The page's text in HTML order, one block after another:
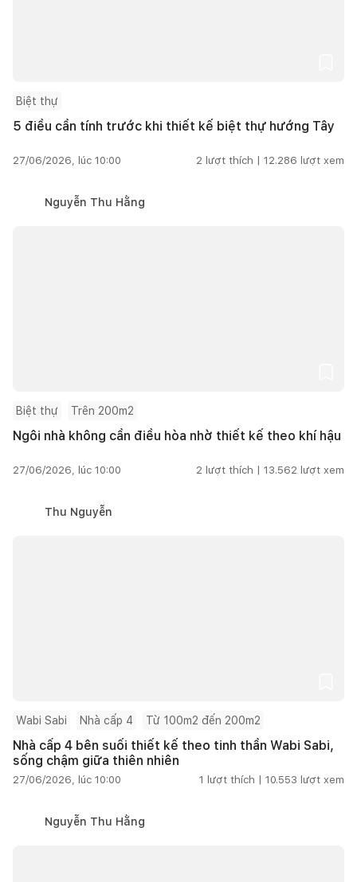
Biệt thự
5 điều cần tính trước khi thiết kế biệt thự hướng Tây
27/06/2026, lúc 10:00 2 lượt thích | 12.286 lượt xem
Nguyễn Thu Hằng
Biệt thự Trên 200m2
Ngôi nhà không cần điều hòa nhờ thiết kế theo khí hậu
27/06/2026, lúc 10:00 2 lượt thích | 13.562 lượt xem
Thu Nguyễn
Wabi Sabi Nhà cấp 4 Từ 100m2 đến 200m2
Nhà cấp 4 bên suối thiết kế theo tinh thần Wabi Sabi,
sống chậm giữa thiên nhiên
27/06/2026, lúc 10:00 1 lượt thích | 10.553 lượt xem
Nguyễn Thu Hằng